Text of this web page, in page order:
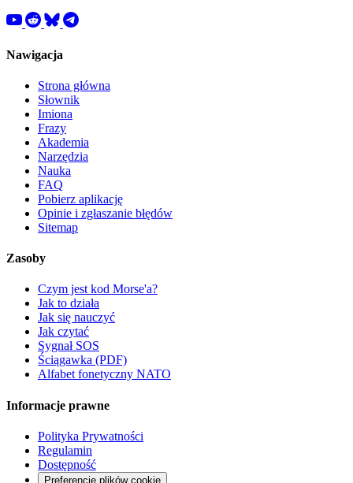
Nawigacja
Strona główna
Słownik
Imiona
Frazy
Akademia
Narzędzia
Nauka
FAQ
Pobierz aplikację
Opinie i zgłaszanie błędów
Sitemap
Zasoby
Czym jest kod Morse'a?
Jak to działa
Jak się nauczyć
Jak czytać
Sygnał SOS
Ściągawka (PDF)
Alfabet fonetyczny NATO
Informacje prawne
Polityka Prywatności
Regulamin
Dostępność
Preferencje plików cookie